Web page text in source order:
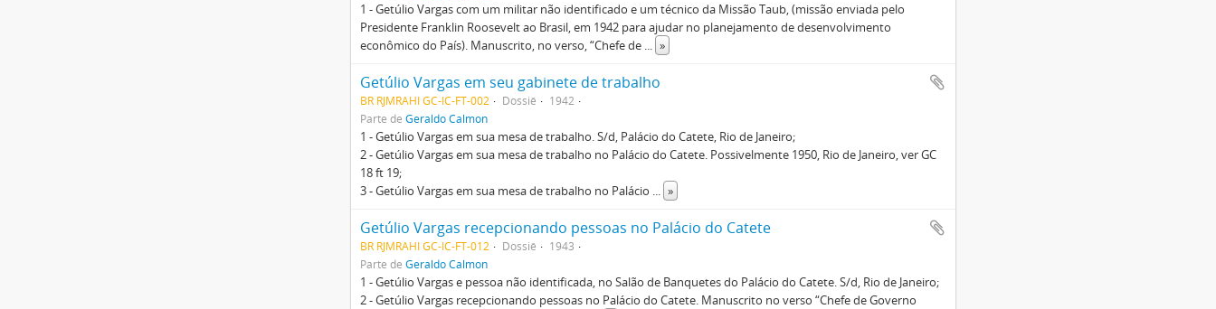
1 - Getúlio Vargas com um militar não identificado e um técnico da Missão Taub, (missão enviada pelo
Presidente Franklin Roosevelt ao Brasil, em 1942 para ajudar no planejamento de desenvolvimento
econômico do País). Manuscrito, no verso, “Chefe de ... »
Getúlio Vargas em seu gabinete de trabalho
BR RJMRAHI GC-IC-FT-002 Dossiê
1942
Parte de Geraldo Calmon
1 - Getúlio Vargas em sua mesa de trabalho. S/d, Palácio do Catete, Rio de Janeiro;
2 - Getúlio Vargas em sua mesa de trabalho no Palácio do Catete. Possivelmente 1950, Rio de Janeiro, ver GC
18 ft 19;
3 - Getúlio Vargas em sua mesa de trabalho no Palácio ... »
Getúlio Vargas recepcionando pessoas no Palácio do Catete
BR RJMRAHI GC-IC-FT-012 Dossiê
1943
Parte de Geraldo Calmon
1 - Getúlio Vargas e pessoa não identificada, no Salão de Banquetes do Palácio do Catete. S/d, Rio de Janeiro;
2 - Getúlio Vargas recepcionando pessoas no Palácio do Catete. Manuscrito no verso “Chefe de Governo